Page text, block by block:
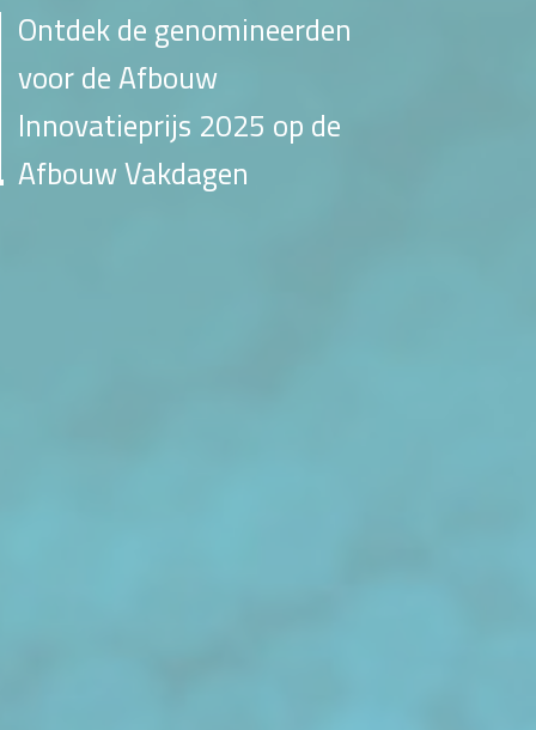
Ontdek de genomineerden
voor de Afbouw
Innovatieprijs 2025 op de
Afbouw Vakdagen